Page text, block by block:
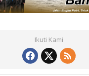
Ikuti Kami